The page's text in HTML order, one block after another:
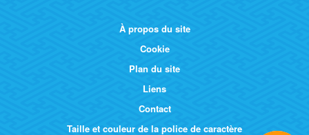
À propos du site
Cookie
Plan du site
Liens
Contact
Taille et couleur de la police de caractère